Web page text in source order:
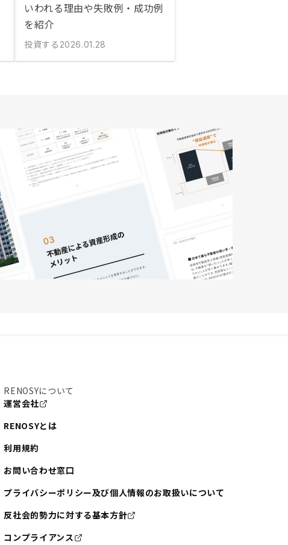
いわれる理由や失敗例・成功例
を紹介
投資する 2026.01.28
RENOSYについて
運営会社
RENOSYとは
利用規約
お問い合わせ窓口
プライバシーポリシー及び個人情報のお取扱いについて
反社会的勢力に対する基本方針
コンプライアンス